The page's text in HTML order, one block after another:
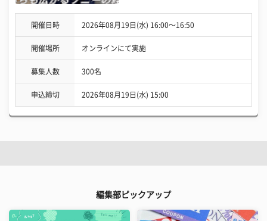
開催日時 2026年08月19日(水) 16:00〜16:50
開催場所 オンラインにて実施
募集人数 300名
申込締切 2026年08月19日(水) 15:00
編集部ピックアップ